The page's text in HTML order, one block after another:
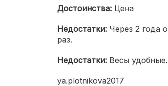
Достоинства: Цена
Недостатки: Через 2 года
раз.
Недостатки: Весы
ya.plotnikova2017